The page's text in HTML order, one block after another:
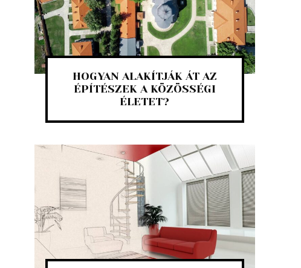
HOGYAN ALAKÍTJÁK ÁT AZ
ÉPÍTÉSZEK A KÖZÖSSÉGI
ÉLETET?